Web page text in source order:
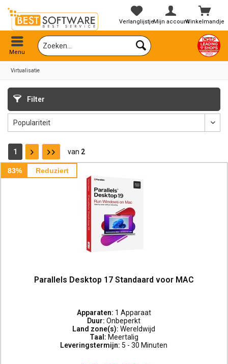
Winkelmandje
VerlanglijstjeMijn account
Menu
Virtualisatie
Filter
1 van 2
83% Reduziert
Parallels Desktop 17 Standaard voor MAC
Apparaten: 1 Apparaat
Duur:Onbeperkt
Land zone(s):Wereldwijd
Taal: Meertalig
Leveringstermijn: 5 - 30 Minuten